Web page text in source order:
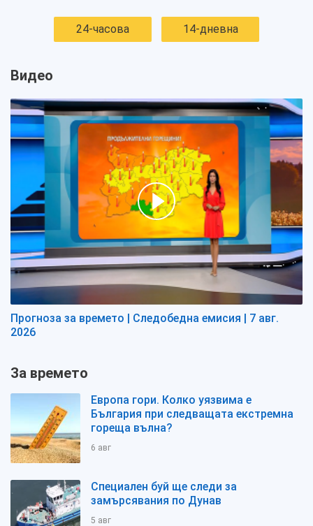
24-часова 14-дневна
Видео
Прогноза за времето | Следобедна емисия | 7 авг.
2026
За времето
Европа гори. Колко уязвима е
България при следващата екстремна
гореща вълна?
6 авг
Специален буй ще следи за
замърсявания по Дунав
5 авг